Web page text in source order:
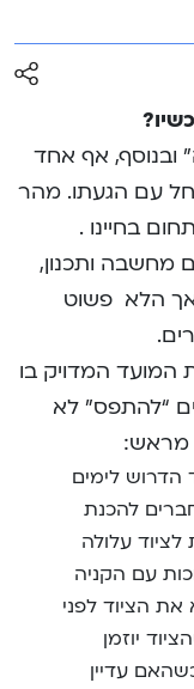
ובנוסף, אף אחד
עם הגעתו. מהר
בחיינו .
מחשבה ותכנון,
הלא פשוט
המועד המדויק בו
“להתפס” לא
מראש:
הדרוש לימים
להכנת
עלולה
עם הקניה
הציוד לפני
יוזמן
עדיין